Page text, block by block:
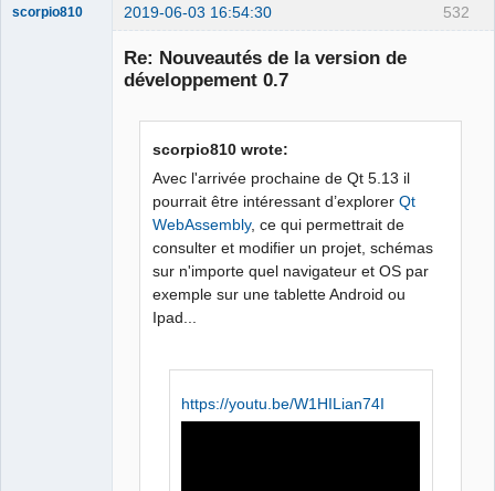
532
scorpio810 2019-06-03 16:54:30
Re: Nouveautés de la version de
développement 0.7
scorpio810 wrote:
Avec l'arrivée prochaine de Qt 5.13 il
pourrait être intéressant d’explorerQt
WebAssembly, ce qui permettrait de
consulter et modifier un projet, schémas
sur n'importe quel navigateur et OS par
exemple sur une tablette Android ou
Ipad...
https://youtu.be/W1HILian74I